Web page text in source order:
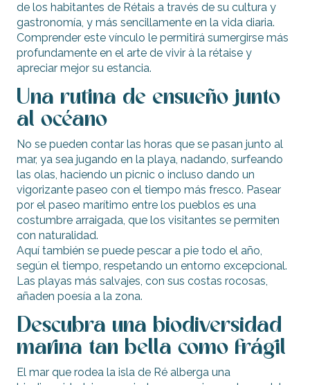
de los habitantes de Rétais a través de su cultura y
gastronomía, y más sencillamente en la vida diaria.
Comprender este vínculo le permitirá sumergirse más
profundamente en el arte de vivir à la rétaise y
apreciar mejor su estancia.
Una rutina de ensueño junto
al océano
No se pueden contar las horas que se pasan junto al
mar, ya sea jugando en la playa, nadando, surfeando
las olas, haciendo un picnic o incluso dando un
vigorizante paseo con el tiempo más fresco. Pasear
por el paseo marítimo entre los pueblos es una
costumbre arraigada, que los visitantes se permiten
con naturalidad.
Aquí también se puede pescar a pie todo el año,
según el tiempo, respetando un entorno excepcional.
Las playas más salvajes, con sus costas rocosas,
añaden poesía a la zona.
Descubra una biodiversidad
marina tan bella como frágil
El mar que rodea la isla de Ré alberga una